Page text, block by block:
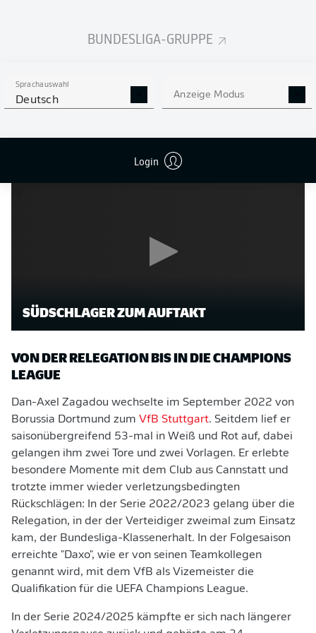
BUNDESLIGA-GRUPPE
Sprachauswahl
Deutsch Anzeige Modus
Login
Dan-Axel Zagadousagt: "Ich freue mich sehr über das
Stehende tun, um in der kommenden Saison für das
Trainerteam, den Club und die Fans Bestleistungen
SÜDSCHLAGER ZUM AUFTAKT
VON DER RELEGATION BIS IN DIE CHAMPIONS
LEAGUE
Dan-Axel Zagadou wechselte im September 2022 von
Borussia Dortmund zum VfB Stuttgart. Seitdem lief er
saisonübergreifend 53-mal in Weiß und Rot auf, dabei
gelangen ihm zwei Tore und zwei Vorlagen. Er erlebte
besondere Momente mit dem Club aus Cannstatt und
trotzte immer wieder verletzungsbedingten
Rückschlägen: In der Serie 2022/2023 gelang über die
Relegation, in der der Verteidiger zweimal zum Einsatz
kam, der Bundesliga-Klassenerhalt. In der Folgesaison
erreichte "Daxo", wie er von seinen Teamkollegen
genannt wird, mit dem VfB als Vizemeister die
Qualifikation für die UEFA Champions League.
In der Serie 2024/2025 kämpfte er sich nach längerer